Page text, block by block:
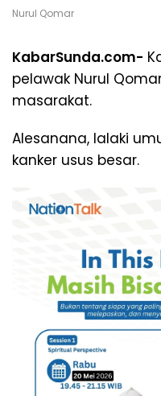
Nurul Qomar
KabarSunda.com-
pelawak Nurul
masarakat.
Alesanana, lalaki
kanker usus besar.